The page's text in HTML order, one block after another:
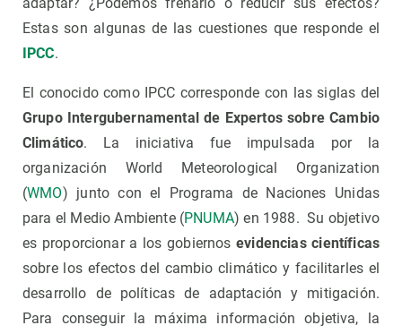
adaptar? ¿Podemos frenarlo o reducir sus efectos?
Estas son algunas de las cuestiones que responde el
IPCC.
El conocido como IPCC corresponde con las siglas del
Grupo Intergubernamental de Expertos sobre Cambio
Climático. La iniciativa fue impulsada por la
organización World Meteorological Organization
(WMO) junto con el Programa de Naciones Unidas
para el Medio Ambiente (PNUMA) en 1988. Su objetivo
es proporcionar a los gobiernosevidencias científicas
sobre los efectos del cambio climático y facilitarles el
desarrollo de políticas de adaptación y mitigación.
Para conseguir la máxima información objetiva, la